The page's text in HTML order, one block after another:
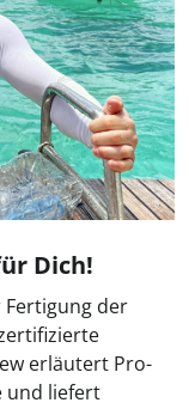
Dich!
Fertigung der
erläutert Pro-
und liefert